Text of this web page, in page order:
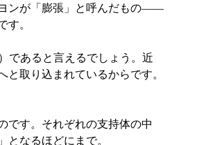
ンが「膨張」と呼んだもの――
。
であると言えるでしょう。近
取り込まれているからです。
です。それぞれの支持体の中
なるほどにまで。